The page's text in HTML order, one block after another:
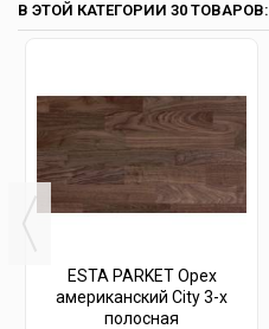
В ЭТОЙ КАТЕГОРИИ 30 ТОВАРОВ:
ESTA PARKET Орех
американский City 3-х
полосная